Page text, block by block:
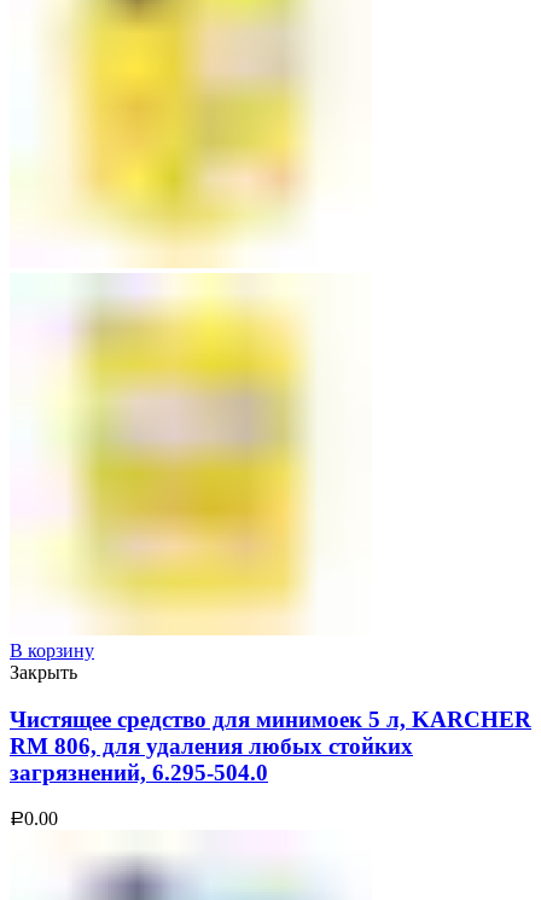
В корзину
Закрыть
Чистящее средство для минимоек 5 л, KARCHER
RM 806, для удаления любых стойких
загрязнений, 6.295-504.0
Р0.00